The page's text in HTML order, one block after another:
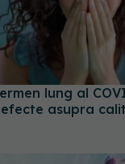
lung al
asupra